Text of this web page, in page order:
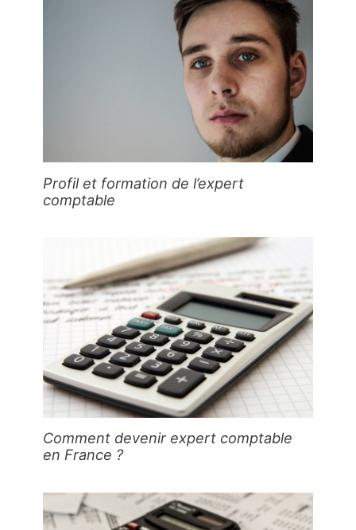
Profil et formation de l’expert
comptable
Comment devenir expert comptable
en France ?